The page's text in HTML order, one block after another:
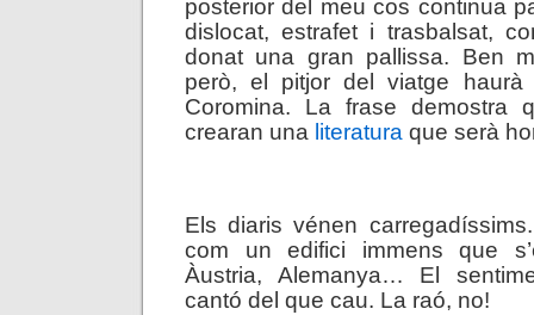
posterior del meu cos continua
dislocat, estrafet i trasbalsat,
donat una gran pallissa. Ben
però, el pitjor del viatge
Coromina. La frase demostra
crearan una literatura que serà
Els diaris vénen
com un edifici immens que
Àustria, Alemanya… El
cantó del que cau. La raó, no!